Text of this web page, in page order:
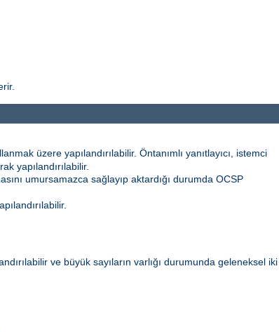
üzere yapılandırılabilir. Öntanımlı yanıtlayıcı, istemci
yapılandırılabilir.
umursamazca sağlayıp aktardığı durumda OCSP
ve büyük sayıların varlığı durumunda geleneksel iki